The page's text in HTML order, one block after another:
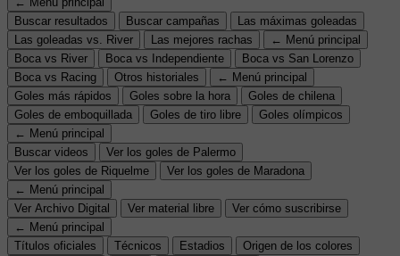
Buscar resultados
Buscar campañas
Las máximas goleadas
Las goleadas vs. River
Las mejores rachas
← Menú principal
Boca vs River
Boca vs Independiente
Boca vs San Lorenzo
Boca vs Racing
Otros historiales
← Menú principal
Goles más rápidos
Goles sobre la hora
Goles de chilena
Goles de emboquillada
Goles de tiro libre
Goles olímpicos
← Menú principal
Buscar videos
Ver los goles de Palermo
Ver los goles de Riquelme
Ver los goles de Maradona
← Menú principal
Ver Archivo Digital
Ver material libre
Ver cómo suscribirse
← Menú principal
Títulos oficiales
Técnicos Estadios
Origen de los colores